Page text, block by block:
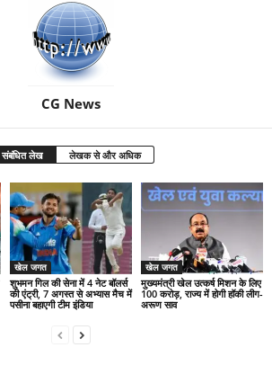
CG News
संबंधित लेख लेखक से और अधिक
खेल जगत
शुभमन गिल की सेना में 4 नेट बॉलर्स
की एंट्री, 7 अगस्त से अभ्यास मैच में
पसीना बहाएगी टीम इंडिया
खेल जगत
मुख्यमंत्री खेल उत्कर्ष मिशन के लिए
100 करोड़, राज्य में होगी हॉकी लीग-
अरूण साव